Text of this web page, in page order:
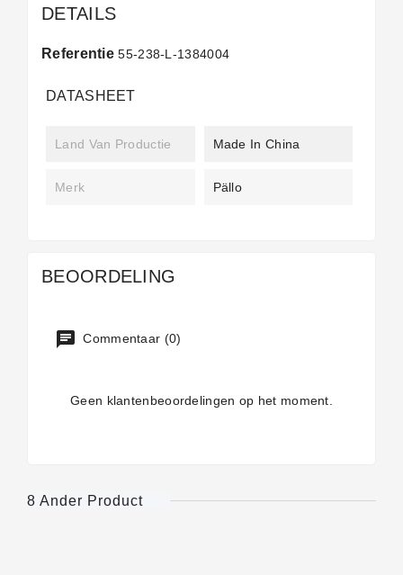
DETAILS
Referentie 55-238-L-1384004
DATASHEET
Land Van Productie Made In China
Merk Pällo
BEOORDELING
Commentaar (0)
Geen klantenbeoordelingen op het moment.
8 Ander Product